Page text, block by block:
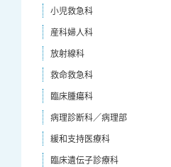
小児救急科
産科婦人科
放射線科
救命救急科
臨床腫瘍科
病理診断科／病理部
緩和支持医療科
臨床遺伝子診療科